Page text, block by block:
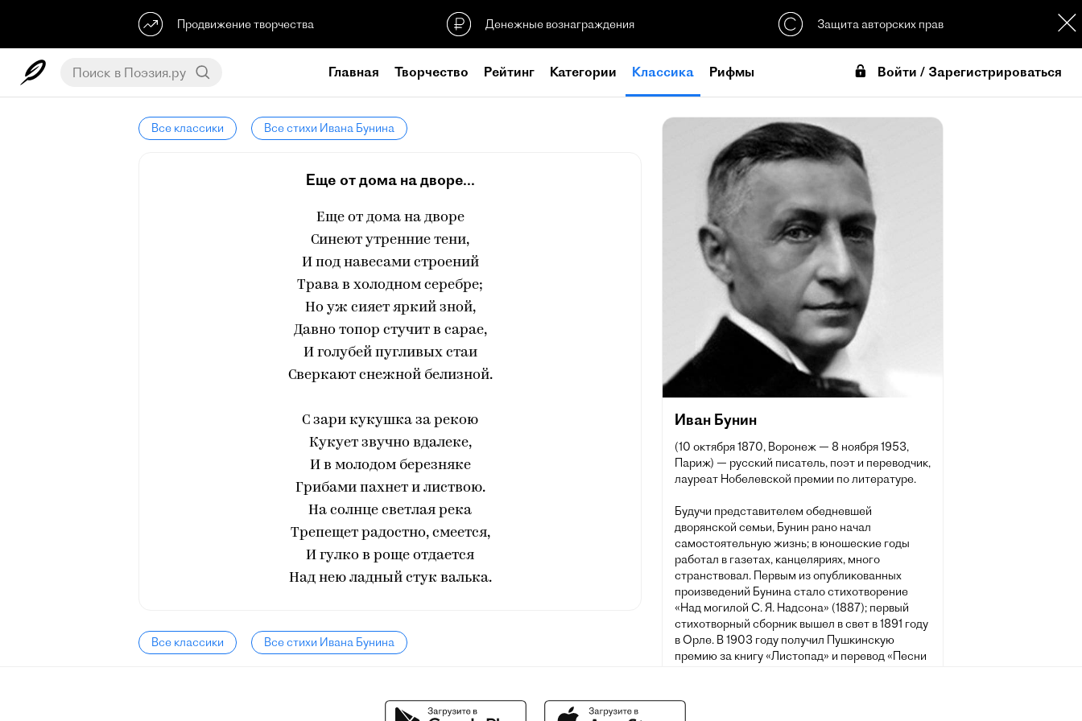
Продвижение творчества Денежные вознаграждения Защита авторских прав
Главная Творчество Рейтинг Категории Классика Рифмы Войти / Зарегистрироваться
Все классики Все стихи Ивана Бунина
Еще от дома на дворе...
Еще от дома на дворе
Синеют утренние тени,
И под навесами строений
Трава в холодном серебре;
Но уж сияет яркий зной,
Давно топор стучит в сарае,
И голубей пугливых стаи
Сверкают снежной белизной.
С зари кукушка за рекою
Кукует звучно вдалеке,
И в молодом березняке
Грибами пахнет и листвою.
На солнце светлая река
Трепещет радостно, смеется,
И гулко в роще отдается
Над нею ладный стук валька.
Все классики Все стихи Ивана Бунина
Иван Бунин
(10 октября 1870, Воронеж — 8 ноября 1953,
Париж) — русский писатель, поэт и переводчик,
лауреат Нобелевской премии по литературе.
Будучи представителем обедневшей
дворянской семьи, Бунин рано начал
самостоятельную жизнь; в юношеские годы
работал в газетах, канцеляриях, много
странствовал. Первым из опубликованных
произведений Бунина стало стихотворение
«Над могилой С. Я. Надсона» (1887); первый
стихотворный сборник вышел в свет в 1891 году
в Орле. В 1903 году получил Пушкинскую
премию за книгу «Листопад» и перевод «Песни
сочинений. В 1909 году избран почётным